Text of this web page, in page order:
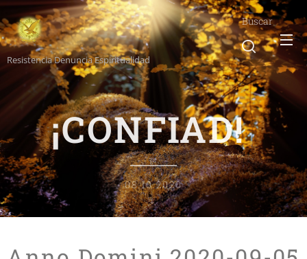
Resistencia Denuncia Espiritualidad
Buscar
¡CONFIAD!
08.10.2020